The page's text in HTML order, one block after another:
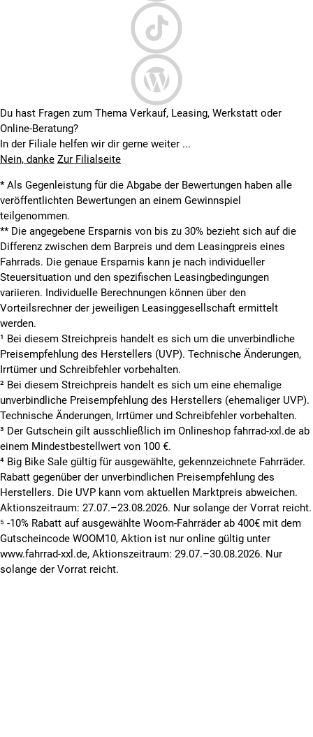
Du hast Fragen zum Thema Verkauf, Leasing, Werkstatt oder
Online-Beratung?
In der Filiale helfen wir dir gerne weiter ...
Nein, danke Zur Filialseite
* Als Gegenleistung für die Abgabe der Bewertungen haben alle
veröffentlichten Bewertungen an einem Gewinnspiel
teilgenommen.
** Die angegebene Ersparnis von bis zu 30% bezieht sich auf die
Differenz zwischen dem Barpreis und dem Leasingpreis eines
Fahrrads. Die genaue Ersparnis kann je nach individueller
Steuersituation und den spezifischen Leasingbedingungen
variieren. Individuelle Berechnungen können über den
Vorteilsrechner der jeweiligen Leasinggesellschaft ermittelt
werden.
¹ Bei diesem Streichpreis handelt es sich um die unverbindliche
Preisempfehlung des Herstellers (UVP). Technische Änderungen,
Irrtümer und Schreibfehler vorbehalten.
² Bei diesem Streichpreis handelt es sich um eine ehemalige
unverbindliche Preisempfehlung des Herstellers (ehemaliger UVP).
Technische Änderungen, Irrtümer und Schreibfehler vorbehalten.
³ Der Gutschein gilt ausschließlich im Onlineshop fahrrad-xxl.de ab
einem Mindestbestellwert von 100 €.
⁴ Big Bike Sale gültig für ausgewählte, gekennzeichnete Fahrräder.
Rabatt gegenüber der unverbindlichen Preisempfehlung des
Herstellers. Die UVP kann vom aktuellen Marktpreis abweichen.
Aktionszeitraum: 27.07.–23.08.2026. Nur solange der Vorrat reicht.
⁵ -10% Rabatt auf ausgewählte Woom-Fahrräder ab 400€ mit dem
Gutscheincode WOOM10, Aktion ist nur online gültig unter
www.fahrrad-xxl.de, Aktionszeitraum: 29.07.–30.08.2026. Nur
solange der Vorrat reicht.